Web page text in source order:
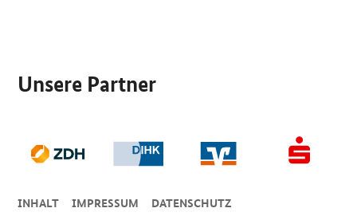
Unsere Partner
INHALT IMPRESSUM
DA­TEN­SCHUTZ